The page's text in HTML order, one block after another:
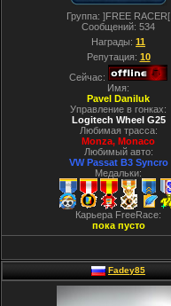
Группа: ]FREE RACER[
Сообщений: 534
Награды: 11
Репутация: 10
Сейчас:
Имя:
Pavel Daniluk
Управление в гонках:
Logitech Wheel G25
Любимая трасса:
Monza, Monaco
Любимый авто:
VW Passat B3 Syncro
Медальки:
Карьера FreeRace:
пока пусто
Fadey85